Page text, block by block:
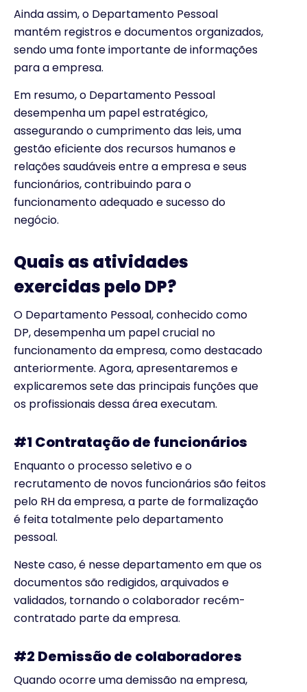
Ainda assim, o Departamento Pessoal
mantém registros e documentos organizados,
sendo uma fonte importante de informações
para a empresa.
Em resumo, o Departamento Pessoal
desempenha um papel estratégico,
assegurando o cumprimento das leis, uma
gestão eficiente dos recursos humanos e
relações saudáveis entre a empresa e seus
funcionários, contribuindo para o
funcionamento adequado e sucesso do
negócio.
Quais as atividades
exercidas pelo DP?
O Departamento Pessoal, conhecido como
DP, desempenha um papel crucial no
funcionamento da empresa, como destacado
anteriormente. Agora, apresentaremos e
explicaremos sete das principais funções que
os profissionais dessa área executam.
#1 Contratação de funcionários
Enquanto o processo seletivo e o
recrutamento de novos funcionários são feitos
pelo RH da empresa, a parte de formalização
é feita totalmente pelo departamento
pessoal.
Neste caso, é nesse departamento em que os
documentos são redigidos, arquivados e
validados, tornando o colaborador recém-
contratado parte da empresa.
#2 Demissão de colaboradores
Quando ocorre uma demissão na empresa,